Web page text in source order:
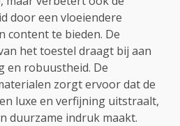
door een vloeiendere
content te bieden. De
het toestel draagt bij aan
en robuustheid. De
zorgt ervoor dat de
luxe en verfijning uitstraalt,
duurzame indruk maakt.